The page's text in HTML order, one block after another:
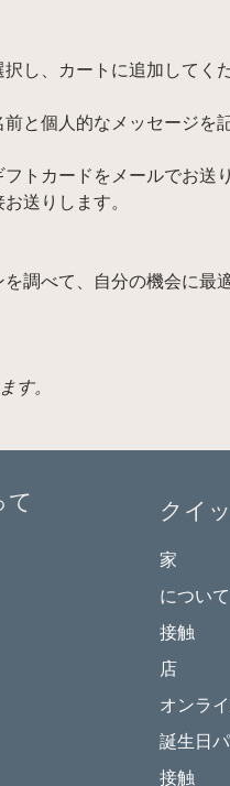
し、カートに追加してく
と個人的なメッセージを
トカードをメールでお送
送りします。
調べて、自分の機会に最
す。
て
クイ
家
について
接触
店
オンラ
誕生日
接触